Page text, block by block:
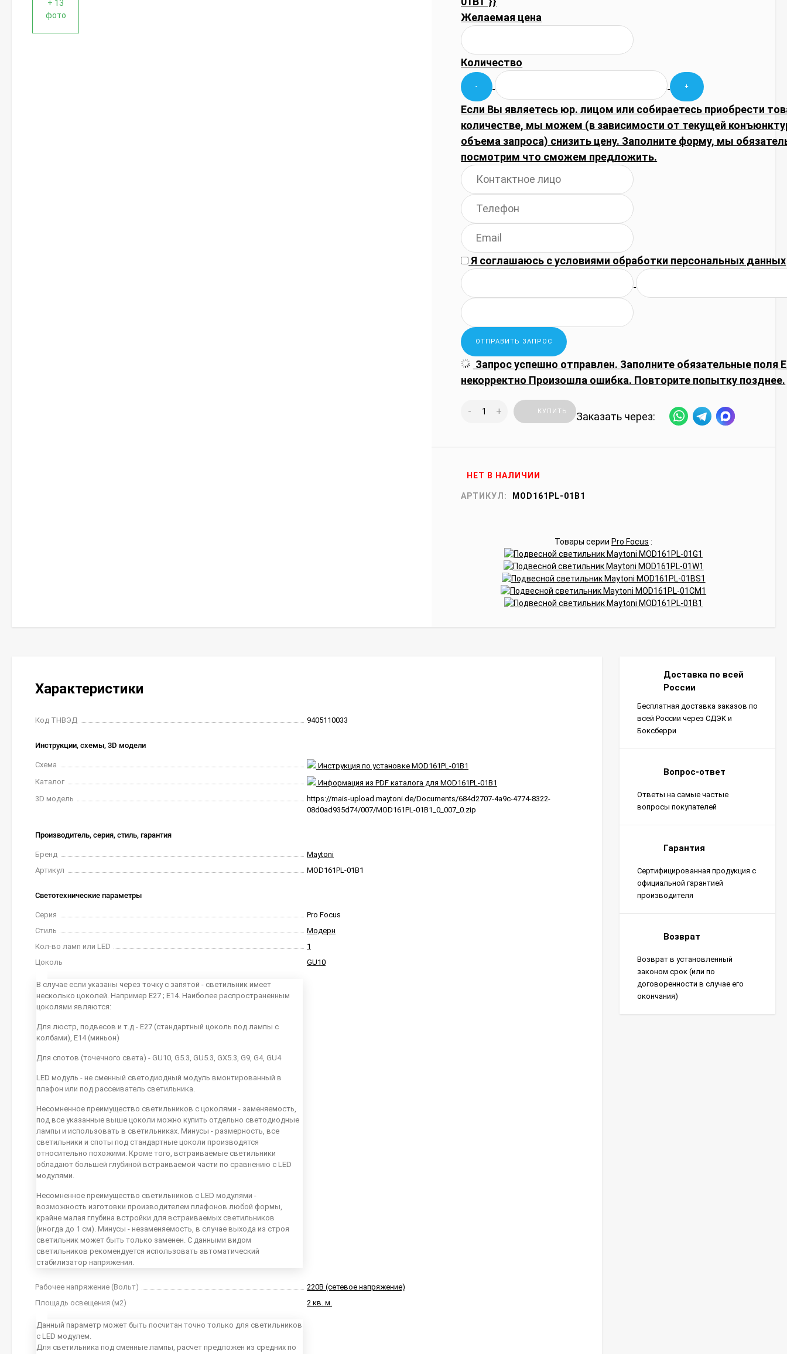
+ 13
фото
Желаемая цена
Количество
Если Вы являетесь юр. лицом или собираетесь приобрести
количестве, мы можем (в зависимости от текущей
объема запроса) снизить цену. Заполните форму, мы
посмотрим что сможем предложить.
Я соглашаюсь сусловиями обработки персональных данных
Запрос успешно отправлен. Заполните обязательные поля
некорректно Произошла ошибка. Повторите попытку позднее.
- + КУПИТЬ Заказать через:
НЕТ В НАЛИЧИИ
АРТИКУЛ: MOD161PL-01B1
Товары серии Pro Focus :
Характеристики
Код ТНВЭД 9405110033
Инструкции, схемы, 3D модели
Схема
Инструкция по установке MOD161PL-01B1
Каталог
Информация из PDF каталога для MOD161PL-01B1
3D модель
https://mais-upload.maytoni.de/Documents/684d2707-4a9c-4774-8322-
08d0ad935d74/007/MOD161PL-01B1_0_007_0.zip
Производитель, серия, стиль, гарантия
Бренд
Maytoni
Артикул
MOD161PL-01B1
Светотехнические параметры
Серия
Pro Focus
Стиль
Модерн
Кол-во ламп или LED
1
Цоколь
В случае если указаны через точку с запятой - светильник имеет
несколько цоколей. Например E27 ; E14. Наиболее распространенным
цоколями являются:
Для люстр, подвесов и т.д - E27 (стандартный цоколь под лампы с
колбами), E14 (миньон)
Для спотов (точечного света) - GU10, G5.3, GU5.3, GX5.3, G9, G4, GU4
LED модуль - не сменный светодиодный модуль вмонтированный в
плафон или под рассеиватель светильника.
Несомненное преимущество светильников с цоколями - заменяемость,
под все указанные выше цоколи можно купить отдельно светодиодные
лампы и использовать в светильниках. Минусы - размерность, все
светильники и споты под стандартные цоколи производятся
относительно похожими. Кроме того, встраиваемые светильники
обладают большей глубиной встраиваемой части по сравнению с LED
модулями.
Несомненное преимущество светильников с LED модулями -
возможность изготовки производителем плафонов любой формы,
крайне малая глубина встройки для встраиваемых светильников
(иногда до 1 см). Минусы - незаменяемость, в случае выхода из строя
светильник может быть только заменен. С данными видом
светильников рекомендуется использовать автоматический
стабилизатор напряжения.
GU10
Рабочее напряжение (Вольт)
220В (сетевое напряжение)
Площадь освещения (м2)
Данный параметр может быть посчитан точно только для светильников
с LED модулем.
Для светильника под сменные лампы, расчет предложен из средних по
2 кв. м.
Доставка по всей
России
Бесплатная доставка заказов по
всей России через СДЭК и
Боксберри
Вопрос-ответ
Ответы на самые частые
вопросы покупателей
Гарантия
Сертифицированная продукция с
официальной гарантией
производителя
Возврат
Возврат в установленный
законом срок (или по
договоренности в случае его
окончания)